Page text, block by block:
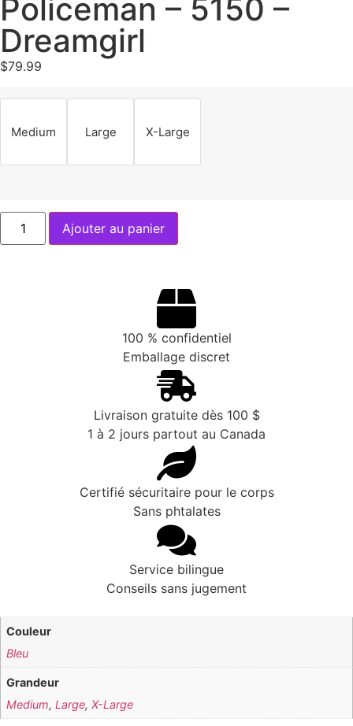
Policeman – 5150 –
Dreamgirl
$79.99
Medium Large X-Large
Ajouter au panier
100 % confidentiel
Emballage discret
Livraison gratuite dès 100 $
1 à 2 jours partout au Canada
Certifié sécuritaire pour le corps
Sans phtalates
Service bilingue
Conseils sans jugement
Couleur
Bleu
Grandeur
Medium,Large,X-Large